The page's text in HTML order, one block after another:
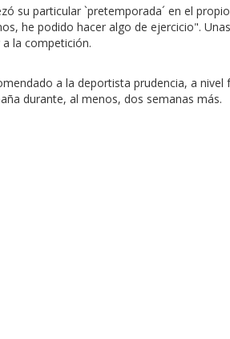
su particular `pretemporada´ en el
he podido hacer algo de ejercicio".
la competición.
a la deportista prudencia, a
durante, al menos, dos semanas más.